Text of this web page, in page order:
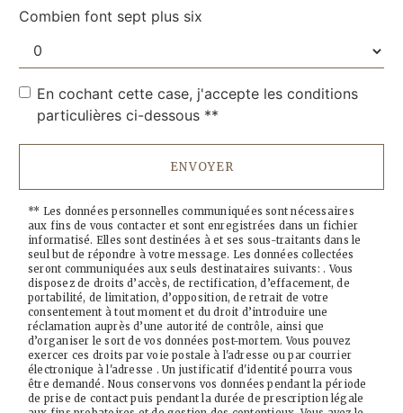
Combien font sept plus six
En cochant cette case, j'accepte les conditions
particulières ci-dessous **
ENVOYER
** Les données personnelles communiquées sont nécessaires
aux fins de vous contacter et sont enregistrées dans un fichier
informatisé. Elles sont destinées à et ses sous-traitants dans le
seul but de répondre à votre message. Les données collectées
seront communiquées aux seuls destinataires suivants: . Vous
disposez de droits d’accès, de rectification, d’effacement, de
portabilité, de limitation, d’opposition, de retrait de votre
consentement à tout moment et du droit d’introduire une
réclamation auprès d’une autorité de contrôle, ainsi que
d’organiser le sort de vos données post-mortem. Vous pouvez
exercer ces droits par voie postale à l'adresse ou par courrier
électronique à l'adresse . Un justificatif d'identité pourra vous
être demandé. Nous conservons vos données pendant la période
de prise de contact puis pendant la durée de prescription légale